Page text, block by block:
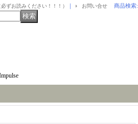
ずお読みください！！！） ｜ お問い合せ 商品検索: